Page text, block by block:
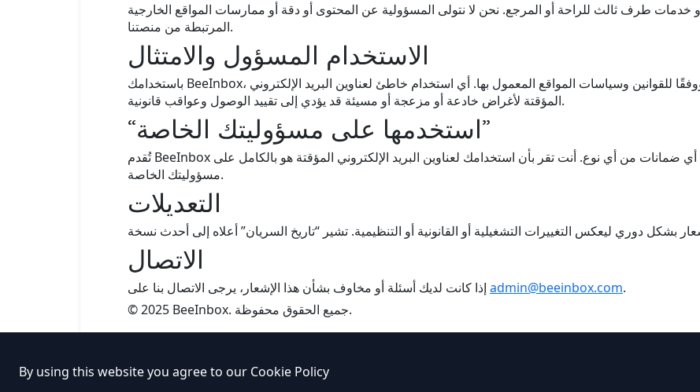
خدمات طرف ثالث للراحة أو المرجع. نحن لا نتولى المسؤولية عن المحتوى أو دقة أو ممارسات المواقع الخارجية
المرتبطة من منصتنا.
الاستخدام المسؤول والامتثال
باستخدامك BeeInbox، توافق على استخدام الخدمة بشكل مسؤول ووفقًا للقوانين وسياسات المواقع المعمول بها. أي استخدام خاطئ لعناوين البريد الإلكتروني
المؤقتة لأغراض خادعة أو مزعجة أو مسيئة قد يؤدي إلى تقييد الوصول وعواقب قانونية.
“استخدمها على مسؤوليتك الخاصة”
تُقدم BeeInbox على أساس “كما هي” و”كما تتوفر” دون أي ضمانات من أي نوع. أنت تقر بأن استخدامك لعناوين البريد الإلكتروني المؤقتة هو بالكامل على
مسؤوليتك الخاصة.
التعديلات
الاتصال
admin@beeinbox.com.
© 2025 BeeInbox. جميع الحقوق محفوظة.
By using this website you agree to our Cookie Policy